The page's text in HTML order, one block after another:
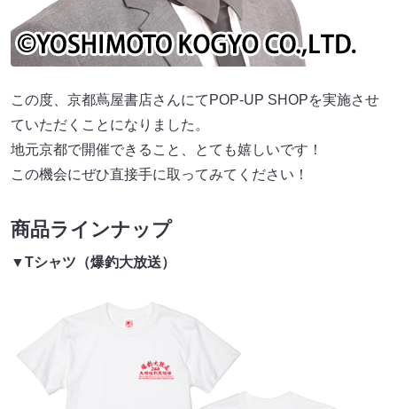
この度、京都蔦屋書店さんにてPOP-UP SHOPを実施させ
ていただくことになりました。
地元京都で開催できること、とても嬉しいです！
この機会にぜひ直接手に取ってみてください！
商品ラインナップ
▼Tシャツ（爆釣大放送）